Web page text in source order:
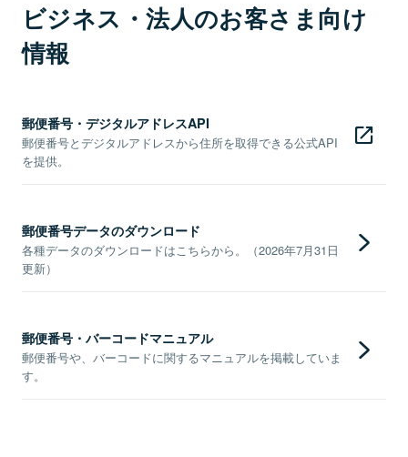
ビジネス・法人のお客さま向け
情報
郵便番号・デジタルアドレスAPI
郵便番号とデジタルアドレスから住所を取得できる公式API
を提供。
郵便番号データのダウンロード
各種データのダウンロードはこちらから。（2026年7月31日
更新）
郵便番号・バーコードマニュアル
郵便番号や、バーコードに関するマニュアルを掲載していま
す。